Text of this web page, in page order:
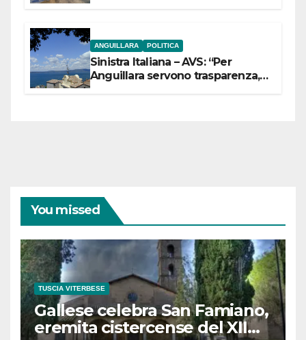
ANGUILLARA POLITICA
Sinistra Italiana – AVS: “Per
Anguillara servono trasparenza,
You missed
TUSCIA VITERBESE
Gallese celebra San Famiano,
eremita cistercense del XII